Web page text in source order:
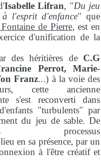
Isabelle Lifran, "Du jeu
l'esprit d'enfance" que
de Pierre, est en
d'unification de la
des héritières de C.G
Perrot, Marie-
Franz...) à la voie des
cette ancienne
s'est reconverti dans
"turbulents" par
du jeu de sable. De
processus
en sa présence, par un
à l'être créatif et